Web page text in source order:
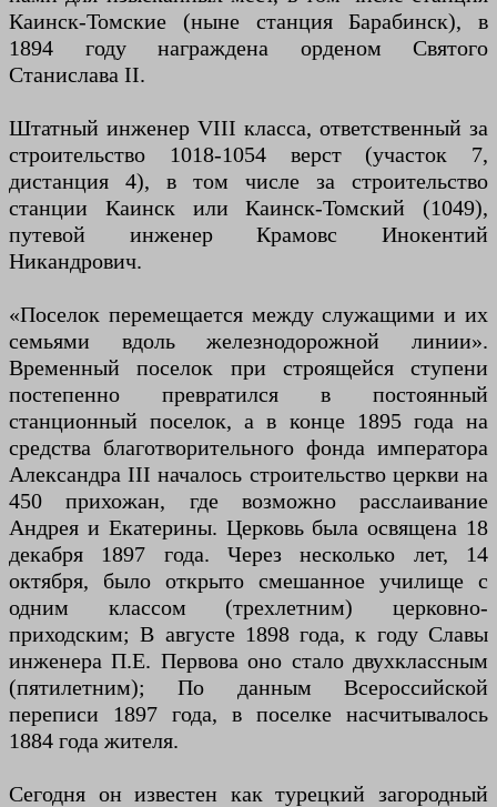
Каинск-Томские (ныне станция Барабинск), в
1894 году награждена орденом Святого
Станислава II.
Штатный инженер VIII класса, ответственный за
строительство 1018-1054 верст (участок 7,
дистанция 4), в том числе за строительство
станции Каинск или Каинск-Томский (1049),
путевой инженер Крамовс Инокентий
Никандрович.
«Поселок перемещается между служащими и их
семьями вдоль железнодорожной линии».
Временный поселок при строящейся ступени
постепенно превратился в постоянный
станционный поселок, а в конце 1895 года на
средства благотворительного фонда императора
Александра III началось строительство церкви на
450 прихожан, где возможно расслаивание
Андрея и Екатерины. Церковь была освящена 18
декабря 1897 года. Через несколько лет, 14
октября, было открыто смешанное училище с
одним классом (трехлетним) церковно-
приходским; В августе 1898 года, к году Славы
инженера П.Е. Первова оно стало двухклассным
(пятилетним); По данным Всероссийской
переписи 1897 года, в поселке насчитывалось
1884 года жителя.
Сегодня он известен как турецкий загородный